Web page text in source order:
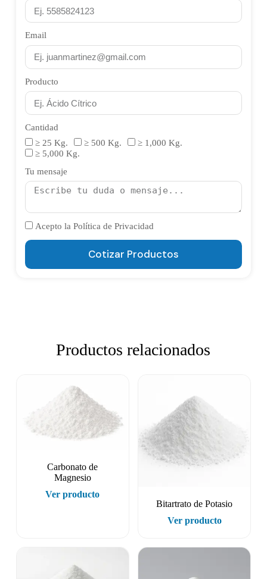
alternativa a parabenos y conservadores sintéticos
con peor percepción de consumidor. En Alcotrade
distribuimos sorbato de potasio USP obtenido por
síntesis idéntica al natural, con documentación
técnica completa para respaldar los claims
regulatorios de tu producto.
Email
Producto
Cantidad
≥ 25 Kg.
≥ 500 Kg.
≥ 1,000 Kg.
≥ 5,000 Kg.
Tu mensaje
Acepto la Política de Privacidad
Cotizar Productos
Productos relacionados
Carbonato de
Magnesio
Ver producto
Bitartrato de Potasio
Ver producto